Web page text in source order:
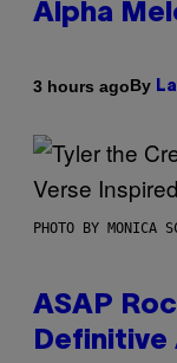
Alpha
3 hours agoBy
PHOTO BY MONICA
ASAP
Definitive